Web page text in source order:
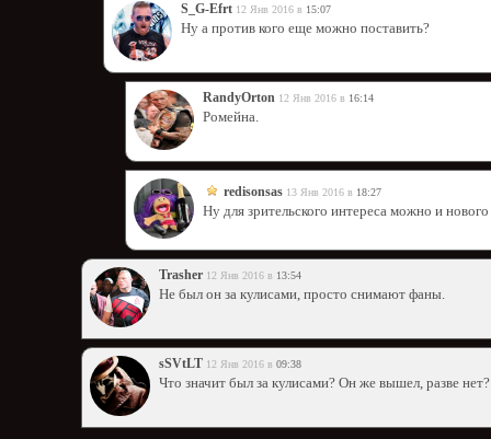
S_G-Efrt 12 Янв 2016 в 15:07
Ну а против кого еще можно поставить?
RandyОrton 12 Янв 2016 в 16:14
Ромейна.
redisonsas 13 Янв 2016 в 18:27
Ну для зрительского интереса можно и
Trasher 12 Янв 2016 в 13:54
Не был он за кулисами, просто снимают фаны.
sSVtLT 12 Янв 2016 в 09:38
Что значит был за кулисами? Он же вышел, разве